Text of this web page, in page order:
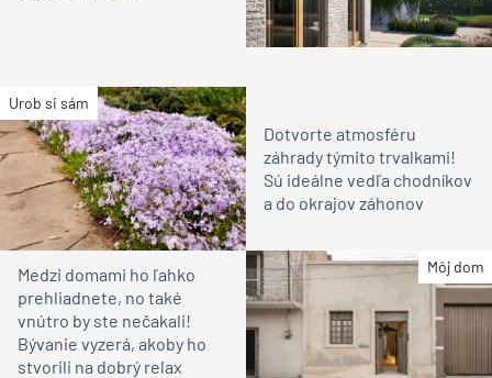
Urob si sám
Dotvorte atmosféru
záhrady týmito trvalkami!
Sú ideálne vedľa chodníkov
a do okrajov záhonov
Môj dom
Medzi domami ho ľahko
prehliadnete, no také
vnútro by ste nečakali!
Bývanie vyzerá, akoby ho
stvorili na dobrý relax